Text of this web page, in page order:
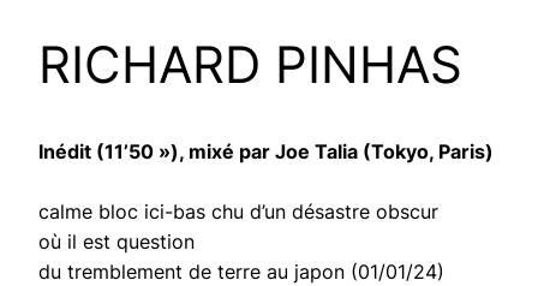
RICHARD PINHAS
Inédit (11’50 »), mixé par Joe Talia (Tokyo, Paris)
calme bloc ici-bas chu d’un désastre obscur
où il est question
du tremblement de terre au japon (01/01/24)